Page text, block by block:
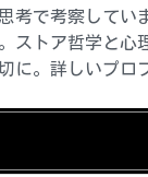
考で考察してい
ストア哲学と心
に。詳しいプロ